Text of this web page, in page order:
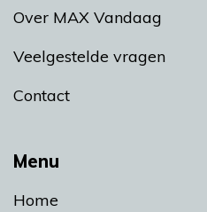
Menu
Home
Over MAX Vandaag
Veelgestelde vragen
Contact